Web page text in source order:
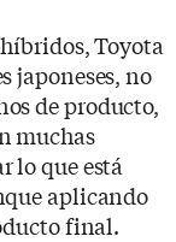
Toyota
japoneses, no
de producto,
muchas
lo que está
aplicando
final.